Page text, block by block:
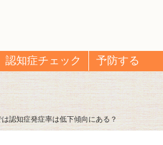
認知症チェック 予防する
は認知症発症率は低下傾向にある？